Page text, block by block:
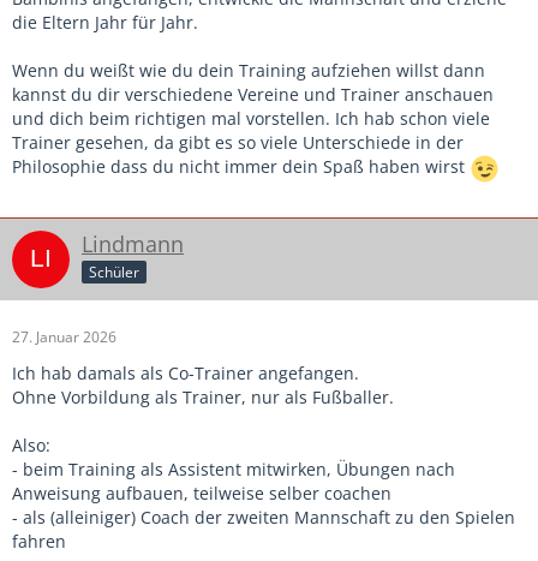
Mentor wünschen, von dem ich mir einiges
abschauen kann. Mit dem ich viele Dinge
diskutieren kann und der mir auch mal zeigt, wie
er bestimmte Situationen angeht. Ein ein gutes
Team sein, wertschätzende zusammenarbeitet und
Idealvorstellung.
Was mir außerdem sehr viel Spaß macht, ist, mir
Spiele anzuschauen und Spieler, die mir
besonders auffallen, einfach aufzuschreiben –
wenn ich kann. Dabei habe ich das Gefühl, dass es
wirklich Spaß macht. Und ich finde es
grundsätzlich sehr gut, auch jüngeren Leuten eine
saubere Technik beizubringen, mit vielen
Ballkontakten, und ihr Selbstbewusstsein zu
die Eltern Jahr für Jahr.
Wenn du weißt wie du dein Training aufziehen willst dann
kannst du dir verschiedene Vereine und Trainer anschauen
und dich beim richtigen mal vorstellen. Ich hab schon viele
Trainer gesehen, da gibt es so viele Unterschiede in der
Philosophie dass du nicht immer dein Spaß haben wirst
Lindmann
Schüler
27. Januar 2026
Ich hab damals als Co-Trainer angefangen.
Ohne Vorbildung als Trainer, nur als Fußballer.
Also:
- beim Training als Assistent mitwirken, Übungen nach
Anweisung aufbauen, teilweise selber coachen
- als (alleiniger) Coach der zweiten Mannschaft zu den Spielen
fahren